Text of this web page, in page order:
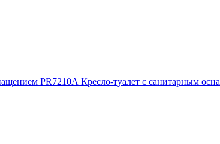
Кресло-туалет с санитарным